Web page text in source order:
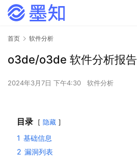
首页 软件分析
o3de/o3de 软件分析报告
2024年3月7日 下午4:30 软件分析
目录 隐藏
1 基础信息
2 漏洞列表